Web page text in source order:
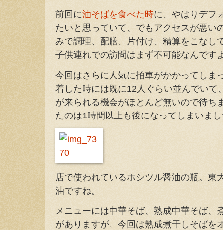
前回に油そばを食べた時に、やはりデフ
たいと思っていて、でもアクセスが悪い
みで調理、配膳、片付け、精算をこなし
子供連れでの訪問はまず不可能なんです
今回はさらに人気に拍車がかかってしま
着した時には既に12人ぐらい並んでいて
が来られる機会がほとんど無いので待ち
たのは1時間以上も後になってしまいま
店で使われているホシツル醤油の瓶。東
油ですね。
メニューには中華そば、熟成中華そば、
がありますが、今回は熟成煮干しそばを